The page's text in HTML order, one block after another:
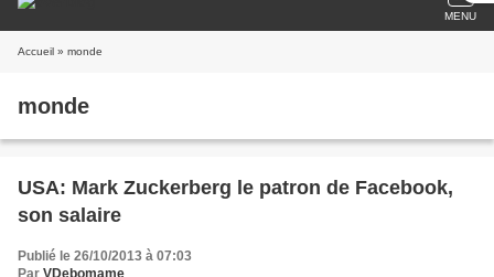
MENU
Accueil » monde
monde
USA: Mark Zuckerberg le patron de Facebook,
son salaire
Publié le 26/10/2013 à 07:03
Par VDebomame